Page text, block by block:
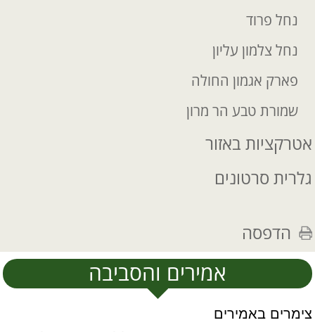
נחל פרוד
נחל צלמון עליון
פארק אגמון החולה
שמורת טבע הר מרון
אטרקציות באזור
גלרית סרטונים
הדפסה
אמירים והסביבה
צימרים באמירים